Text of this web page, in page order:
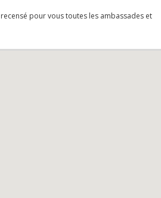
pour vous toutes les ambassades et